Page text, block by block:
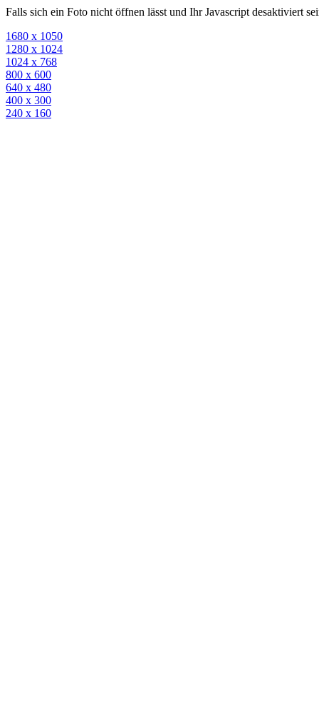
Falls sich ein Foto nicht öffnen lässt und Ihr Javascript desaktiviert
1680 x 1050
1280 x 1024
1024 x 768
800 x 600
640 x 480
400 x 300
240 x 160